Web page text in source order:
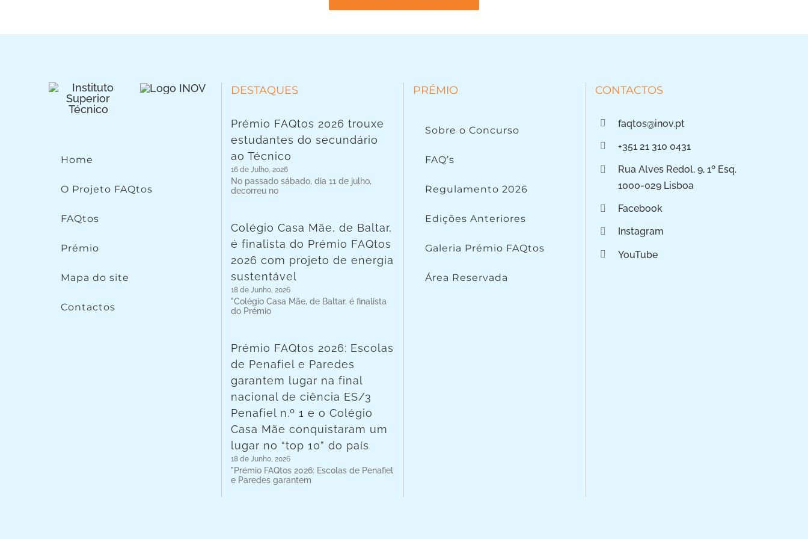
Home
O Projeto FAQtos
FAQtos
Prémio
Mapa do site
Contactos
DESTAQUES
Prémio FAQtos 2026 trouxe
estudantes do secundário
ao Técnico
16 de Julho, 2026
No passado sábado, dia 11 de julho,
decorreu no
Colégio Casa Mãe, de Baltar,
é finalista do Prémio FAQtos
2026 com projeto de energia
sustentável
18 de Junho, 2026
"Colégio Casa Mãe, de Baltar, é finalista
do Prémio
Prémio FAQtos 2026: Escolas
de Penafiel e Paredes
garantem lugar na final
nacional de ciência ES/3
Penafiel n.º 1 e o Colégio
Casa Mãe conquistaram um
lugar no “top 10” do país
18 de Junho, 2026
"Prémio FAQtos 2026: Escolas de Penafiel
e Paredes garantem
PRÉMIO
Sobre o Concurso
FAQ’s
Regulamento 2026
Edições Anteriores
Galeria Prémio FAQtos
Área Reservada
CONTACTOS
faqtos@inov.pt
+351 21 310 0431
Rua Alves Redol, 9, 1º Esq.
1000-029 Lisboa
Facebook
Instagram
YouTube